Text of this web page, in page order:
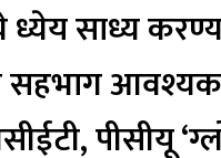
ध्येय साध्य
सहभाग आवश्यक
पीसीयू